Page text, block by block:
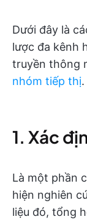
Dưới đây là
lược đa kênh
truyền thông
nhóm tiếp thị.
1. Xác
Là một phần
hiện nghiên
liệu đó, tổng